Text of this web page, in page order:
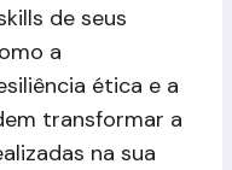
de seus
a
ética e a
transformar a
na sua